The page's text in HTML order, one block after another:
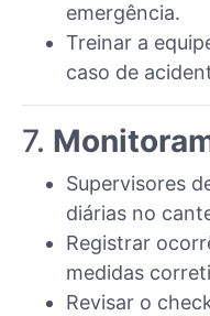
emergência.
Treinar a
caso de
7.
Supervisores
diárias no
Registrar
medidas
Revisar o